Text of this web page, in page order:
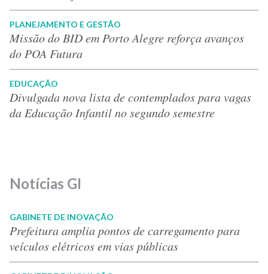
PLANEJAMENTO E GESTÃO
Missão do BID em Porto Alegre reforça avanços
do POA Futura
EDUCAÇÃO
Divulgada nova lista de contemplados para vagas
da Educação Infantil no segundo semestre
Notícias GI
GABINETE DE INOVAÇÃO
Prefeitura amplia pontos de carregamento para
veículos elétricos em vias públicas